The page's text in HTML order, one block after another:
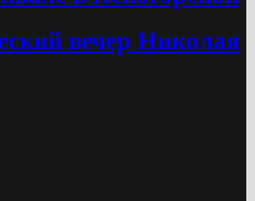
вечер Николая